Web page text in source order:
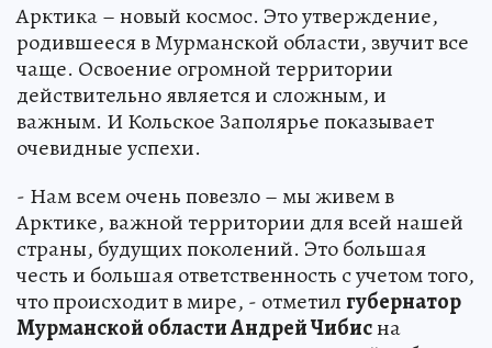
Арктика – новый космос. Это утверждение,
родившееся в Мурманской области, звучит все
чаще. Освоение огромной территории
действительно является и сложным, и
важным. И Кольское Заполярье показывает
очевидные успехи.
- Нам всем очень повезло – мы живем в
Арктике, важной территории для всей нашей
страны, будущих поколений. Это большая
честь и большая ответственность с учетом того,
что происходит в мире, - отметилгубернатор
Мурманской области Андрей Чибисна